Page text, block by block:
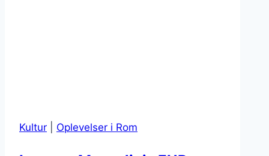
Kultur Oplevelser i Rom